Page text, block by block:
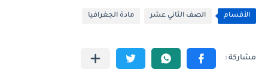
الأقسام الصف الثاني عشر مادة الجغرافيا